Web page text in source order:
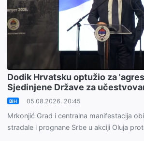
Dodik Hrvatsku optužio za
Sjedinjene Države za
BiH 05.08.2026. 20:45
Mrkonjić Grad i centralna manifestacija
stradale i prognane Srbe u akciji Oluja